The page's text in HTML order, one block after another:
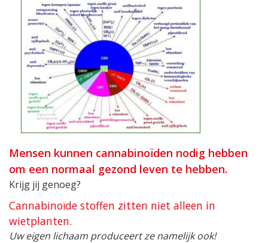
Mensen kunnen cannabinoïden nodig hebben
om een normaal gezond leven te hebben.
Krijg jij genoeg?
Cannabinoïde stoffen zitten niet alleen in
wietplanten.
Uw eigen lichaam produceert ze namelijk ook!